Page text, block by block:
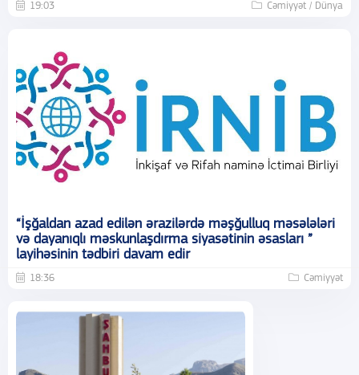
19:03 Cəmiyyət / Dünya
“İşğaldan azad edilən ərazilərdə məşğulluq məsələləri
və dayanıqlı məskunlaşdırma siyasətinin əsasları ”
layihəsinin tədbiri davam edir
18:36 Cəmiyyət